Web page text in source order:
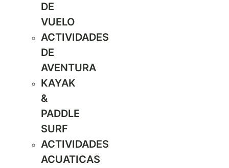
DE
VUELO
ACTIVIDADES
DE
AVENTURA
KAYAK
&
PADDLE
SURF
ACTIVIDADES
ACUATICAS